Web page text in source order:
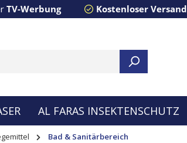
TV-Werbung Kostenloser Versand
AL FARAS INSEKTENSCHUTZ
Bad & Sanitärbereich